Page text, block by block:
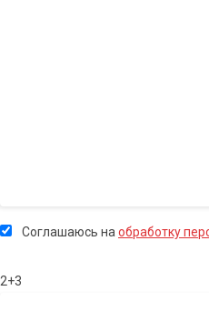
Соглашаюсь на обработку
2+3